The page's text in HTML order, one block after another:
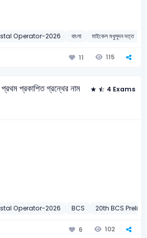
Operator-2026 বাংলা মাইকেল মধুসূদন দত্ত
11 115
প্রকাশিত গ্রন্থের নাম
4 Exams
Operator-2026 BCS 20th BCS Preli-
6 102